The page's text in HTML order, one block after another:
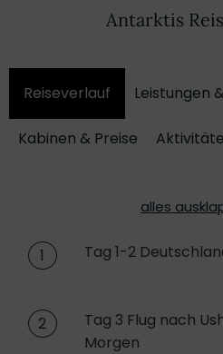
Antarktis
Reiseverlauf Leistungen
Kabinen & Preise
alles
1 Tag 1-2
2
Tag 3 Flug nach
Morgen